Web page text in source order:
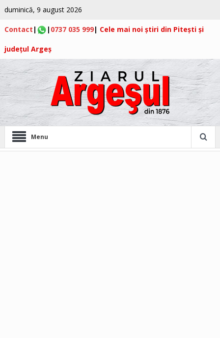
duminică, 9 august 2026
Contact | | 0737 035 999| Cele mai noi știri din Pitești și
județul Argeș
Menu